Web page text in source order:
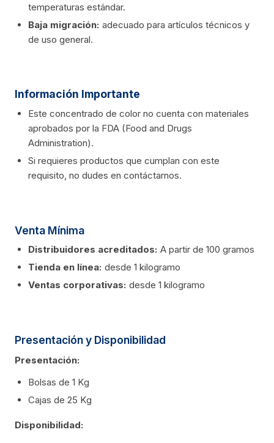
temperaturas estándar.
Baja migración: adecuado para artículos técnicos y
de uso general.
Información Importante
Este concentrado de color no cuenta con materiales
aprobados por la FDA (Food and Drugs
Administration).
Si requieres productos que cumplan con este
requisito, no dudes en contáctarnos.
Venta Mínima
Distribuidores acreditados: A partir de 100 gramos
Tienda en línea: desde 1 kilogramo
Ventas corporativas: desde 1 kilogramo
Presentación y Disponibilidad
Presentación:
Bolsas de 1 Kg
Cajas de 25 Kg
Disponibilidad: